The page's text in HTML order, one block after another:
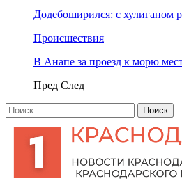
Додебоширился: с хулиганом
Происшествия
В Анапе за проезд к морю
Пред След